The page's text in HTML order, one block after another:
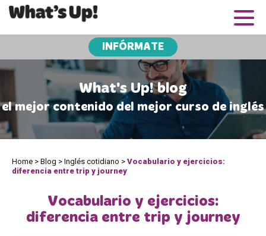
INFÓRMATE
What's Up! blog
el mejor contenido del mejor curso de inglés
Home > Blog > Inglés cotidiano > Vocabulario y ejercicios:
diferencia entre trip y journey
Vocabulario y ejercicios:
diferencia entre trip y journey